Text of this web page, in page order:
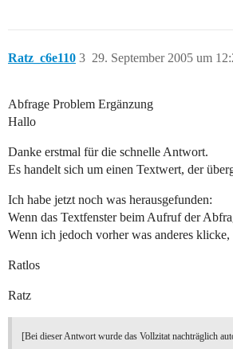
Ratz_c6e110 29. September 2005 um
3
Abfrage Problem Ergänzung
Hallo
Danke erstmal für die schnelle Antwort.
Es handelt sich um einen Textwert, der
Ich habe jetzt noch was herausgefunden:
Wenn das Textfenster beim Aufruf der
Wenn ich jedoch vorher was anderes
Ratlos
Ratz
[Bei dieser Antwort wurde das Vollzitat nachträglich